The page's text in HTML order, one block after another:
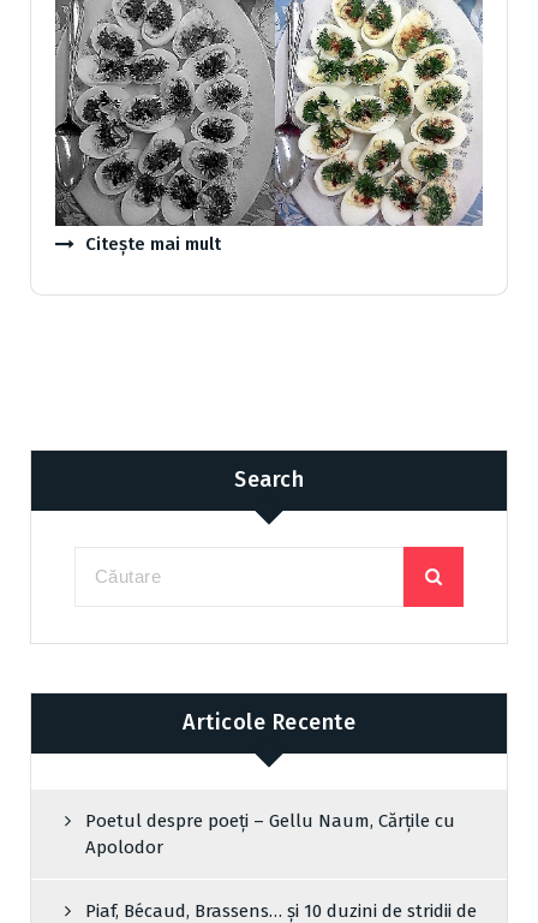
Citește mai mult
Search
Articole Recente
Poetul despre poeți – Gellu Naum, Cărțile cu
Apolodor
Piaf, Bécaud, Brassens… și 10 duzini de stridii de